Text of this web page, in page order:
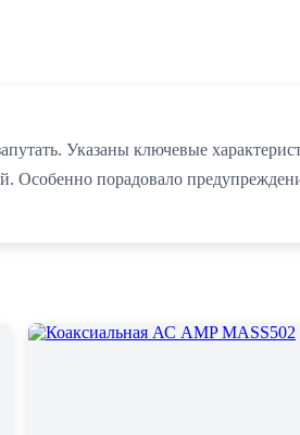
Указаны ключевые
Особенно порадовало